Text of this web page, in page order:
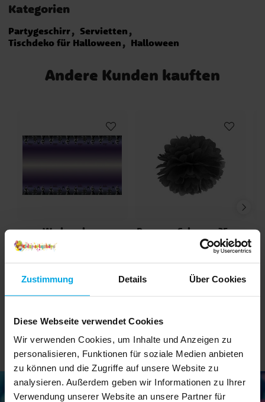
Zustimmung Details Über Cookies
Diese Webseite verwendet Cookies
Wir verwenden Cookies, um Inhalte und Anzeigen zu
personalisieren, Funktionen für soziale Medien anbieten
zu können und die Zugriffe auf unsere Website zu
analysieren. Außerdem geben wir Informationen zu Ihrer
Verwendung unserer Website an unsere Partner für
Kategorien
Partygeschirr
Servietten
Tischdeko für Halloween
Halloween
Andere Kunden kauften
Wednesday -
Papiertischdecke 136 x
Preis:7,90 €
7,90 €
Pompon Schwarz 25 cm
Preis:1,49 €
1,49 €